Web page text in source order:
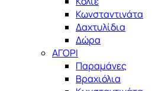
Κωνσταντινάτα
Δαχτυλίδια
Δώρα
ΑΓΟΡΙ
Παραμάνες
Βραχιόλια